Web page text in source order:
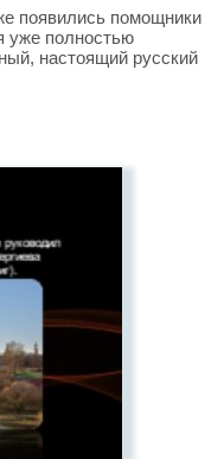
появились помощники
уже полностью
настоящий русский